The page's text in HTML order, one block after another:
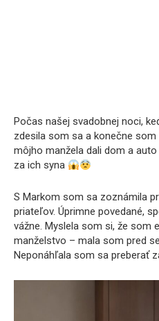
Počas našej svadobnej noci,
zdesila som sa a konečne
môjho manžela dali dom a
za ich syna
S Markom som sa zoznámila
priateľov. Úprimne povedané,
vážne. Myslela som si, že som
manželstvo – mala som pred
Neponáhľala som sa preberať